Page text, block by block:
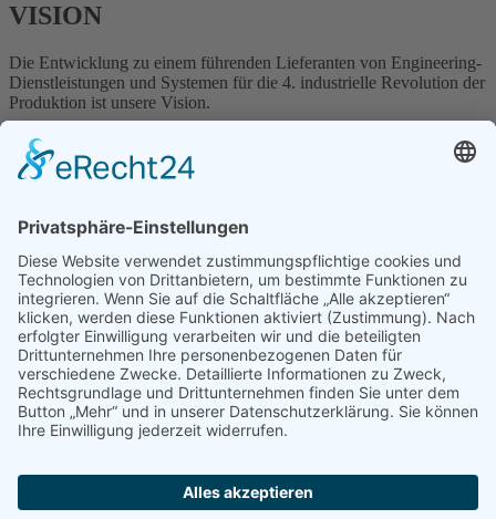
VISION
Die Entwicklung zu einem führenden Lieferanten von Engineering-
Dienstleistungen und Systemen für die 4. industrielle Revolution der
Produktion ist unsere Vision.
ÜBER UNS
Maschinenbau- und Verpackungsindustrie ist es unser Ziel, die
Weiterentwicklung von flexiblen und intelligenten
Produktionsanlagen erfolgreich voranzutreiben.“
Die EngRoTec Group bietet Dienstleistungen in den Bereichen
Engineering, Robotik, Projektmanagement, Softwareentwicklung
und IT-Services aus einer Hand. Weitere Dienstleistungen in den
Bereichen Buchhaltung, Datenschutz und Informationssicherheit
sowie Digitalisierungsberatung runden unser Portfolio ab.